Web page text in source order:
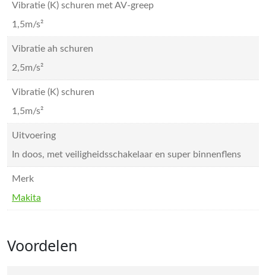
Vibratie (K) schuren met AV-greep
1,5m/s²
Vibratie ah schuren
2,5m/s²
Vibratie (K) schuren
1,5m/s²
Uitvoering
In doos, met veiligheidsschakelaar en super binnenflens
Merk
Makita
Voordelen